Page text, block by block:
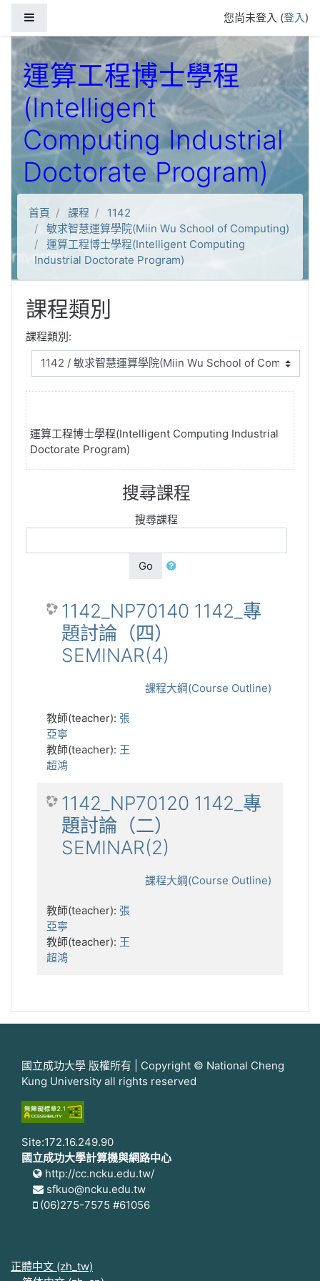
您尚未登入 (登入)
運算工程博士學程
(Intelligent
Computing Industrial
Doctorate Program)
首頁 課程
1142
敏求智慧運算學院(Miin Wu School of Computing)
運算工程博士學程(Intelligent Computing
Industrial Doctorate Program)
課程類別
課程類別:
運算工程博士學程(Intelligent Computing Industrial
Doctorate Program)
搜尋課程
搜尋課程
Go
1142_NP70140 1142_專
題討論（四）
SEMINAR(4)
課程大綱(Course Outline)
教師(teacher): 張
亞寧
教師(teacher): 王
超鴻
1142_NP70120 1142_專
題討論（二）
SEMINAR(2)
課程大綱(Course Outline)
教師(teacher): 張
亞寧
教師(teacher): 王
超鴻
國立成功大學 版權所有 | Copyright © National Cheng
Kung University all rights reserved
Site:172.16.249.90
國立成功大學計算機與網路中心
http://cc.ncku.edu.tw/
sfkuo@ncku.edu.tw
(06)275-7575 #61056
正體中文 ‎(zh_tw)‎